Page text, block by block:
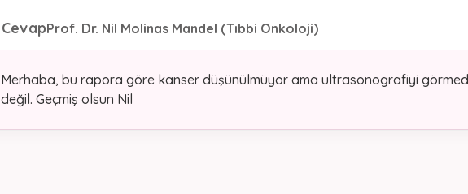
CevapProf. Dr. Nil Molinas Mandel (Tıbbi Onkoloji)
Merhaba, bu rapora göre kanser düşünülmüyor ama ultrasonografiyi
değil. Geçmiş olsun Nil